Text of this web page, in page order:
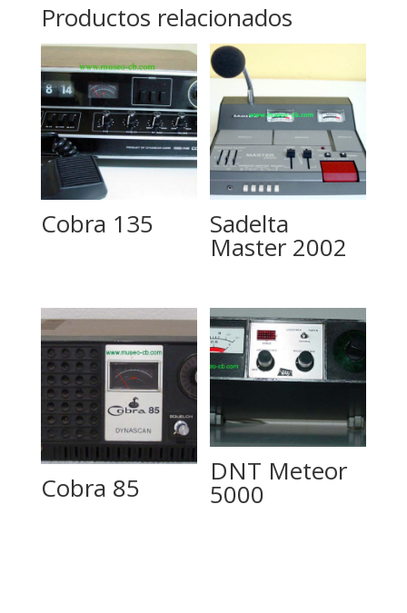
Productos relacionados
Cobra 135 Sadelta
Master 2002
Cobra 85
DNT Meteor
5000